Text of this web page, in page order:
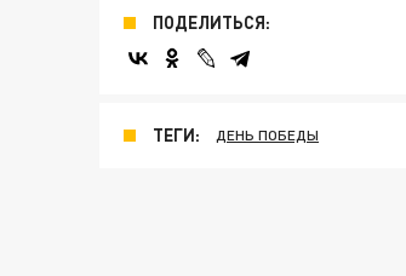
ПОДЕЛИТЬСЯ:
ТЕГИ: ДЕНЬ ПОБЕДЫ